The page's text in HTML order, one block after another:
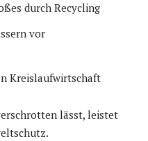
durch Recycling
vor
Kreislaufwirtschaft
lässt, leistet